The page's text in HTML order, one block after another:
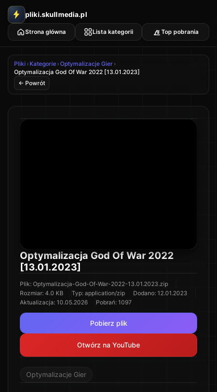
pliki.skullmedia.pl
Strona główna Lista kategorii Top pobrania
Pliki › Kategorie ›Optymalizacje Gier ›
Optymalizacja God Of War 2022 [13.01.2023]
← Powrót
Optymalizacja God Of War 2022
[13.01.2023]
Plik: Optymalizacja-God-Of-War-2022-13.01.2023.zip
Rozmiar: 4.0 KB Typ: application/zip Dodano: 12.01.2023
Aktualizacja: 10.05.2026 Pobrań: 1097
Pobierz plik
Otwórz na YouTube
Optymalizacje Gier